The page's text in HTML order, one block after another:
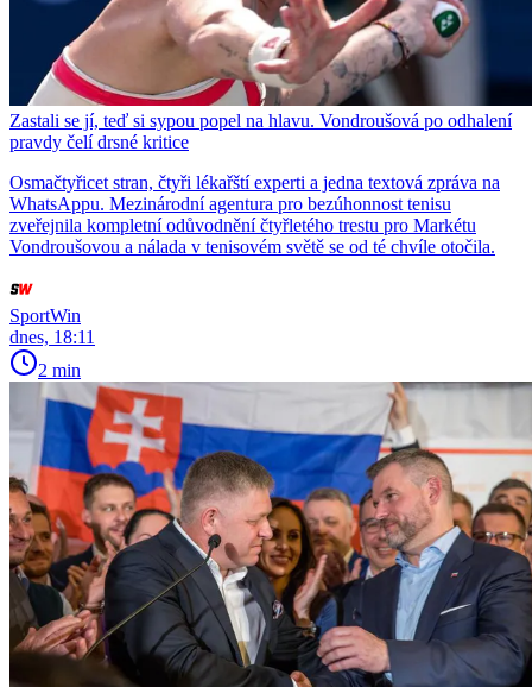
Zastali se jí, teď si sypou popel na hlavu. Vondroušová po odhalení
pravdy čelí drsné kritice
Osmačtyřicet stran, čtyři lékařští experti a jedna textová zpráva na
WhatsAppu. Mezinárodní agentura pro bezúhonnost tenisu
zveřejnila kompletní odůvodnění čtyřletého trestu pro Markétu
Vondroušovou a nálada v tenisovém světě se od té chvíle otočila.
SportWin
dnes, 18:11
2 min